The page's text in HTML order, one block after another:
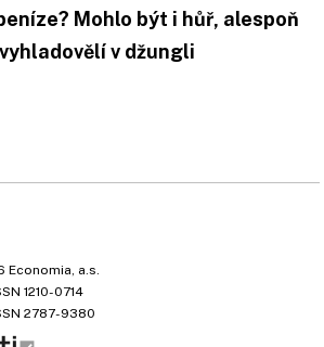
Mohlo být i hůř, alespoň
v džungli
Economia, a.s.
1210-0714
2787-9380